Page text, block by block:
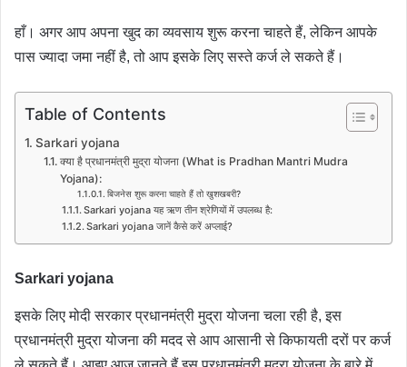
हाँ। अगर आप अपना खुद का व्यवसाय शुरू करना चाहते हैं, लेकिन आपके
पास ज्यादा जमा नहीं है, तो आप इसके लिए सस्ते कर्ज ले सकते हैं।
Table of Contents
Sarkari yojana
क्या है प्रधानमंत्री मुद्रा योजना (What is Pradhan Mantri Mudra
Yojana):
बिजनेस शुरू करना चाहते हैं तो खुशखबरी?
Sarkari yojana यह ऋण तीन श्रेणियों में उपलब्ध है:
Sarkari yojana जानें कैसे करें अप्लाई?
Sarkari yojana
इसके लिए मोदी सरकार प्रधानमंत्री मुद्रा योजना चला रही है, इस
प्रधानमंत्री मुद्रा योजना की मदद से आप आसानी से किफायती दरों पर कर्ज